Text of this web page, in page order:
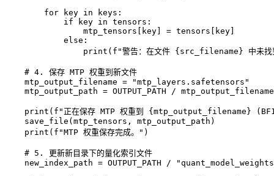
        for key in keys:
            if key in tensors:
                mtp_tensors[key] = tensors[key]
            else:
print(f"警告：在文件 {src_filename} 中未
    # 4. 保存 MTP 权重到新文件
    mtp_output_filename = "mtp_layers.safetensors"
    mtp_output_path = OUTPUT_PATH / mtp_output_filename
print(f"正在保存 MTP 权重到 {mtp_output_filename}
    save_file(mtp_tensors, mtp_output_path)
    print(f"MTP 权重保存完成。")
    # 5. 更新新目录下的量化索引文件
new_index_path = OUTPUT_PATH /